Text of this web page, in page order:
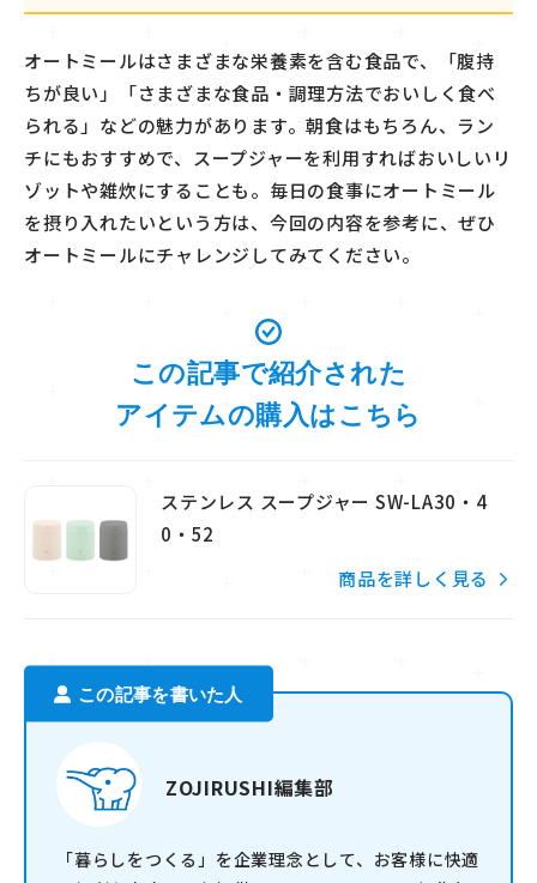
オートミールはさまざまな栄養素を含む食品で、「腹持
ちが良い」「さまざまな食品・調理方法でおいしく食べ
られる」などの魅力があります。朝食はもちろん、ラン
チにもおすすめで、スープジャーを利用すればおいしいリ
ゾットや雑炊にすることも。毎日の食事にオートミール
を摂り入れたいという方は、今回の内容を参考に、ぜひ
オートミールにチャレンジしてみてください。
この記事で紹介された
アイテムの購入はこちら
ステンレス スープジャー SW-LA30・4
0・52
商品を詳しく見る
この記事を書いた人
ZOJIRUSHI編集部
「暮らしをつくる」を企業理念として、お客様に快適